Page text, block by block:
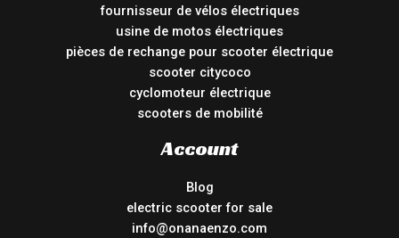
fournisseur de vélos électriques
usine de motos électriques
pièces de rechange pour scooter électrique
scooter citycoco
cyclomoteur électrique
scooters de mobilité
Account
Blog
electric scooter for sale
info@onanaenzo.com